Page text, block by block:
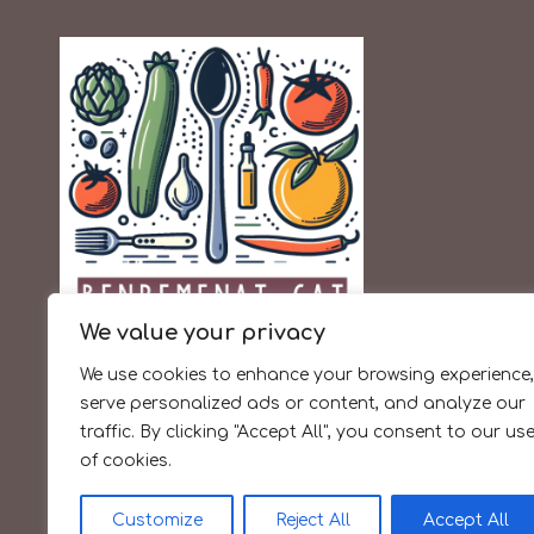
We value your privacy
We use cookies to enhance your browsing experience,
serve personalized ads or content, and analyze our
traffic. By clicking "Accept All", you consent to our use
of cookies.
Customize Reject All Accept All
La cuina de sempre amb
productes de temporada
i de proximitat